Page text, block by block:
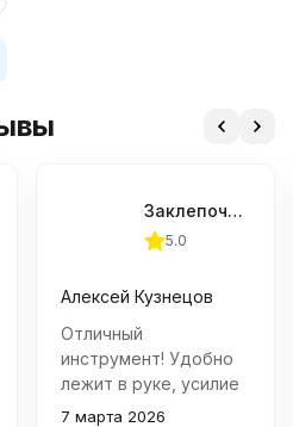
Заклепочник Jonnesway ручной кулисный промышленный, 2.4 - 4.8 мм
5.0
Алексей Кузнецов
Отличный
инструмент! Удобно
лежит в руке, усилие
минимальное при
7 марта 2026